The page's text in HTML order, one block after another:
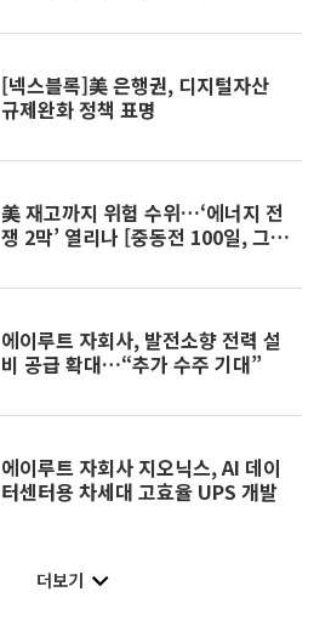
[넥스블록]美 은행권, 디지털자산
규제완화 정책 표명
美 재고까지 위험 수위…‘에너지 전
쟁 2막’ 열리나 [중동전 100일, 그
에이루트 자회사, 발전소향 전력 설
비 공급 확대…“추가 수주 기대”
에이루트 자회사 지오닉스, AI 데이
터센터용 차세대 고효율 UPS 개발
더보기